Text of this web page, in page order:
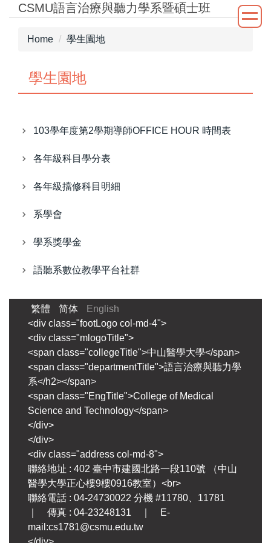
JumpCSMU語言治療與聽力學系暨碩士班
Home 學生園地
學生園地
103學年度第2學期導師OFFICE HOUR 時間表
各年級科目學分表
各年級擋修科目明細
系學會
學系獎學金
語聽系數位教學平台社群
繁體 简体
English
<div class="footLogo col-md-4">
<div class="mlogoTitle">
<span class="collegeTitle">中山醫學大學</span>
<span class="departmentTitle">語言治療與聽力學
系</h2></span>
<span class="EngTitle">College of Medical
Science and Technology</span>
</div>
</div>
<div class="address col-md-8">
聯絡地址 : 402 臺中市建國北路一段110號 （中山
醫學大學正心樓9樓0916教室）<br>
聯絡電話 : 04-24730022 分機 #11780、11781
｜ 傳真 : 04-23248131 ｜ E-
mail:cs1781@csmu.edu.tw